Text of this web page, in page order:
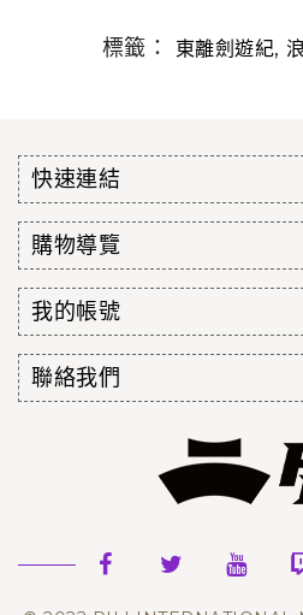
標籤： 東離劍遊紀,
快速連結
購物導覽
我的帳號
聯絡我們